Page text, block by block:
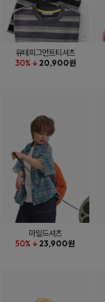
유테피그먼트티셔츠
30% ↓ 20,900원
마일드셔츠
50% ↓ 23,900원